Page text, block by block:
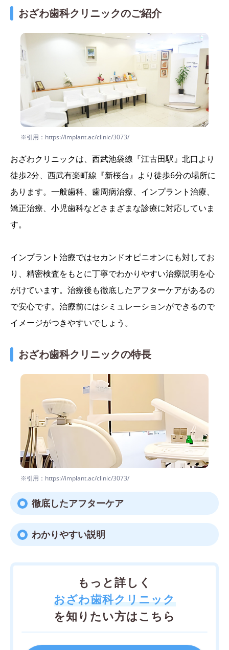
おざわ歯科クリニックのご紹介
※引用：https://implant.ac/clinic/3073/
おざわクリニックは、西武池袋線『江古田駅』北口より
徒歩2分、西武有楽町線『新桜台』より徒歩6分の場所に
あります。一般歯科、歯周病治療、インプラント治療、
矯正治療、小児歯科などさまざまな診療に対応していま
す。
インプラント治療ではセカンドオピニオンにも対してお
り、精密検査をもとに丁寧でわかりやすい治療説明を心
がけています。治療後も徹底したアフターケアがあるの
で安心です。治療前にはシミュレーションができるので
イメージがつきやすいでしょう。
おざわ歯科クリニックの特長
※引用：https://implant.ac/clinic/3073/
徹底したアフターケア
わかりやすい説明
もっと詳しく
おざわ歯科クリニック
を知りたい方はこちら